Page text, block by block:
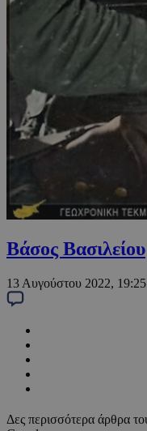
Βάσος Βασιλείου
13 Αυγούστου 2022, 19:25
Δες περισσότερα άρθρα